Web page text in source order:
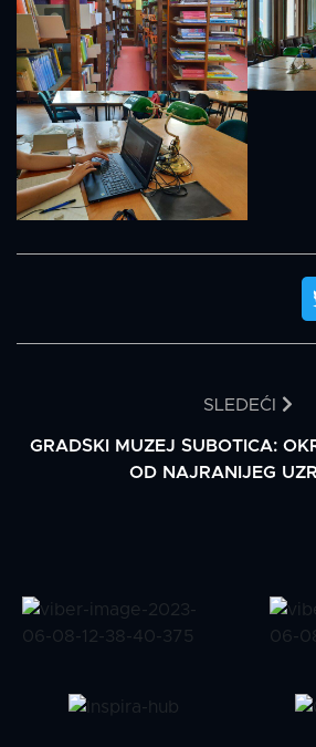
SLEDEĆI
GRADSKI MUZEJ SUBOTICA:
OD NAJRANIJEG